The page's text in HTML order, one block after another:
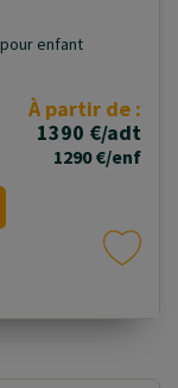
enfant
À partir de :
1390 €/adt
1290 €/enf